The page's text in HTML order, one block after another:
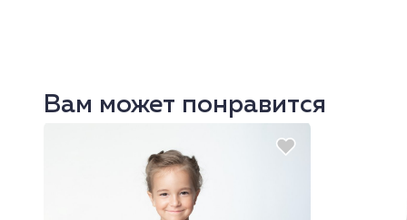
Вам может понравится